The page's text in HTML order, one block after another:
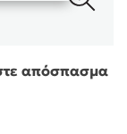
απόσπασμα